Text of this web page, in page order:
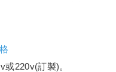
或220v(訂製)。